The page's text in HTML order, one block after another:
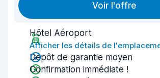
Voir l'offre
Hôtel Aéroport
Afficher les détails de
Dépôt de garantie moyen
Confirmation immédiate !